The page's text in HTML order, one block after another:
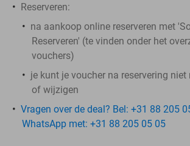
Reserveren:
na aankoop online reserveren met
Reserveren' (te vinden onder het
vouchers)
je kunt je voucher na reservering niet
of wijzigen
Vragen over de deal? Bel: +31 88 205
WhatsApp met: +31 88 205 05 05